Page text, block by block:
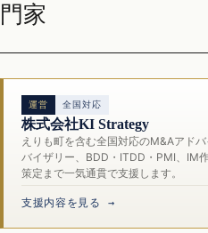
門家
運営 全国対応
株式会社KI Strategy
えりも町を含む全国対応のM&Aアド
バイザリー、BDD・ITDD・PMI、IM
策定まで一気通貫で支援します。
支援内容を見る →